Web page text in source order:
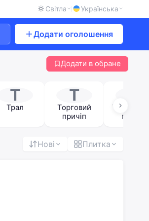
Світла Українська
Додати оголошення
Додати в обране
Т
Трал
Т
Торговий
причіп
причіп
Нові Плитка